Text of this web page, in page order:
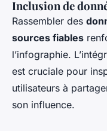
Inclusion de
Rassembler des
sources fiables
l’infographie.
est cruciale pour
utilisateurs à
son influence.